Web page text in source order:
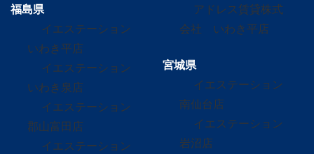
福島県
イエステーション
いわき平店
イエステーション
いわき泉店
イエステーション
郡山富田店
イエステーション
アドレス賃貸株式
会社 いわき平店
宮城県
イエステーション
南仙台店
イエステーション
岩沼店